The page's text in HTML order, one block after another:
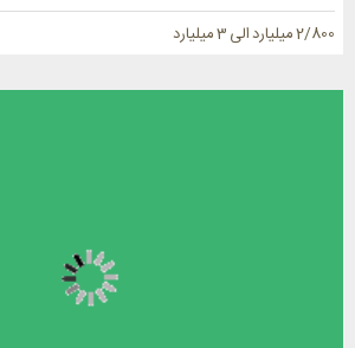
2/800 میلیارد الی 3 میلیارد